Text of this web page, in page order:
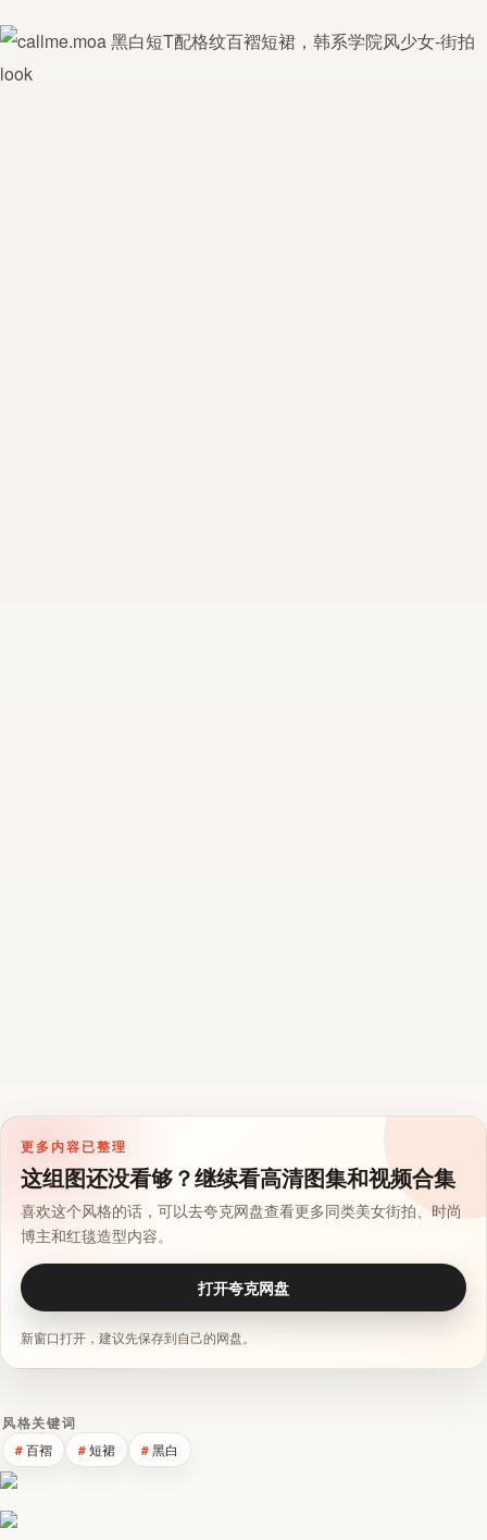
更多内容已整理
这组图还没看够？继续看高清图集和视频合集
喜欢这个风格的话，可以去夸克网盘查看更多同类美女街拍、时尚
博主和红毯造型内容。
打开夸克网盘
新窗口打开，建议先保存到自己的网盘。
风格关键词
百褶 短裙 黑白